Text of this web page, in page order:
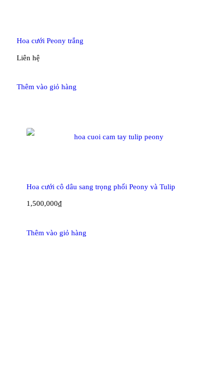
Hoa cưới Peony trắng
Liên hệ
Thêm vào giỏ hàng
Hoa cưới cô dâu sang trọng phối Peony và Tulip
1,500,000₫
Thêm vào giỏ hàng